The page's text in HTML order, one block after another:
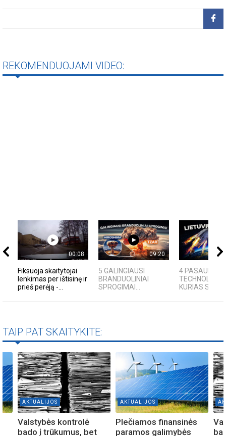
REKOMENDUOJAMI VIDEO:
00:08
Fiksuoja skaitytojai
lenkimas per ištisinę ir
prieš perėją -...
09:20
5 GALINGIAUSI
BRANDUOLINIAI
SPROGIMAI...
4 PASAULINĖS
KURIAS
TAIP PAT SKAITYKITE:
AKTUALIJOS
Valstybės kontrolė
bado į trūkumus, bet
AKTUALIJOS
Plečiamos finansinės
paramos galimybės